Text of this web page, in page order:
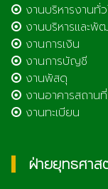
งานบริหารงานทั่
งานบริหารและ
งานการเงิน
งานการบัญชี
งานพัสดุ
งานอาคารสถานที่
งานทะเบียน
ฝ่ายยุทธศาส